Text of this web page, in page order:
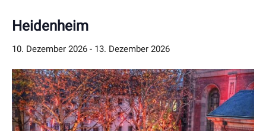
Heidenheim
10. Dezember 2026 - 13. Dezember 2026